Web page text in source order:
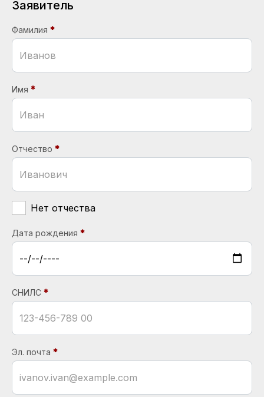
Заявитель
Фамилия
Имя
Отчество
Нет отчества
Дата рождения
СНИЛС
Эл. почта